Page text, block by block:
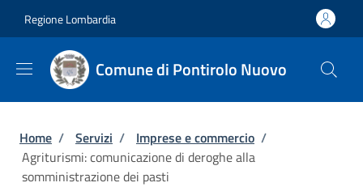
Regione Lombardia
Comune di Pontirolo Nuovo
Briciole di pane
Home / Servizi / Imprese e commercio /
Agriturismi: comunicazione di deroghe alla
somministrazione dei pasti